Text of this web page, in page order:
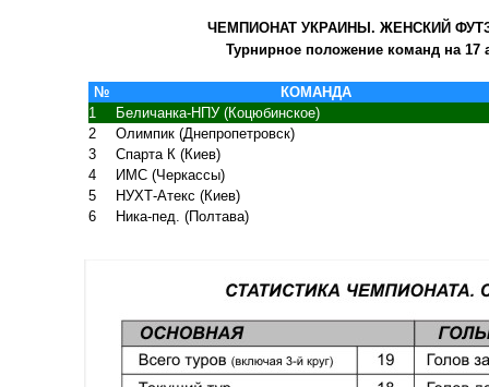
ЧЕМПИОНАТ УКРАИНЫ. ЖЕНСКИЙ
Турнирное положение команд на 17
№
КОМАНДА
1
Беличанка-НПУ (Коцюбинское)
2
Олимпик (Днепропетровск)
3
Спарта К (Киев)
4
ИМС (Черкассы)
5
НУХТ-Атекс (Киев)
6
Ника-пед. (Полтава)